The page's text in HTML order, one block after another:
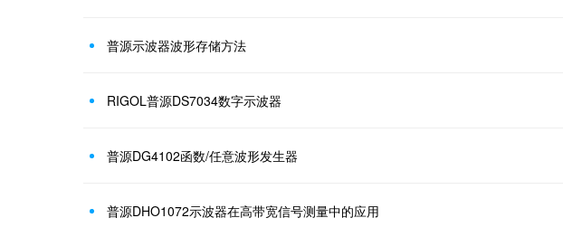
普源示波器波形存储方法
RIGOL普源DS7034数字示波器
普源DG4102函数/任意波形发生器
普源DHO1072示波器在高带宽信号测量中的应用